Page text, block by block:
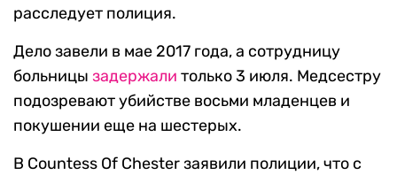
расследует полиция.
Дело завели в мае 2017 года, а сотрудницу
больницы задержали только 3 июля. Медсестру
подозревают убийстве восьми младенцев и
покушении еще на шестерых.
В Countess Of Chester заявили полиции, что с